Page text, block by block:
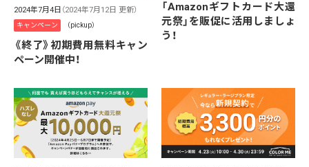
2024年7月4日 （2024年7月12日 更新）
キャンペーン （pickup）
《終了》初期費用無料キャン
ペーン開催中！
「Amazonギフトカード大還
元祭」を販促に活用しましょ
う！